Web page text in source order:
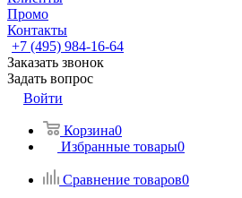
Промо
Контакты
+7 (495) 984-16-64
Заказать звонок
Задать вопрос
Войти
Корзина0
Избранные товары0
Сравнение товаров0